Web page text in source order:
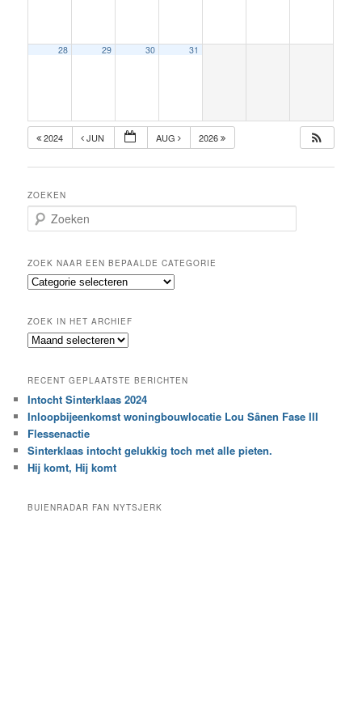
28 29 30 31
2024 JUN AUG 2026
ZOEKEN
o
k
e
n
ZOEK NAAR EEN BEPAALDE CATEGORIE
Z
k
n
e
e
n
b
e
a
ZOEK IN HET ARCHIEF
Z
k
i
n
h
e
t
c
RECENT GEPLAATSTE BERICHTEN
Intocht Sinterklaas 2024
Inloopbijeenkomst woningbouwlocatie Lou Sânen Fase III
Flessenactie
Sinterklaas intocht gelukkig toch met alle pieten.
Hij komt, Hij komt
BUIENRADAR FAN NYTSJERK